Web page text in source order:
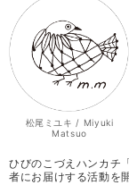
松尾ミユキ / Miyuki
Matsuo
ひびのこづえハンカチ
者にお届けする活動を